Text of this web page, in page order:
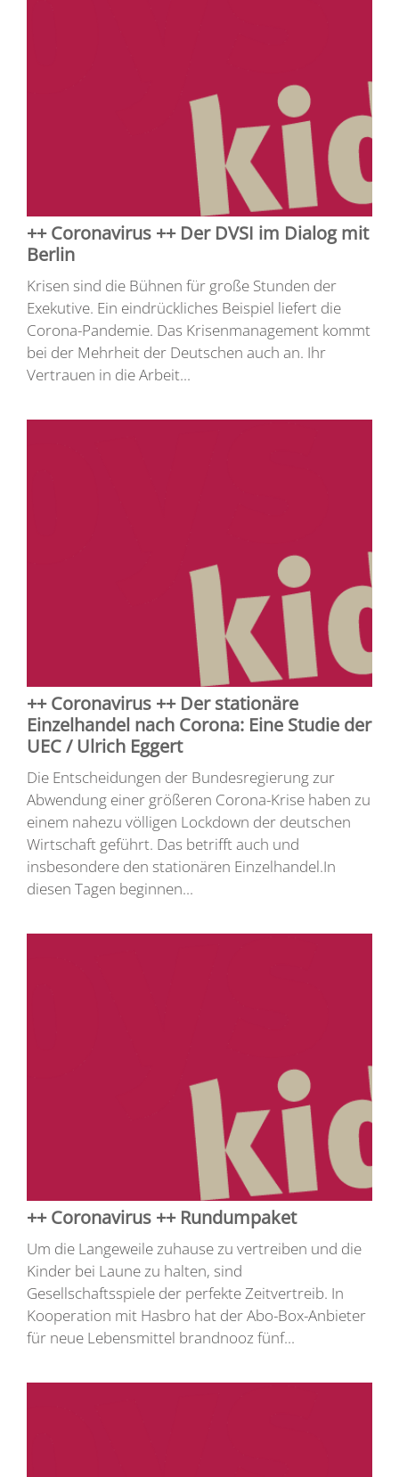
++ Coronavirus ++ Der DVSI im Dialog mit
Berlin
Krisen sind die Bühnen für große Stunden der
Exekutive. Ein eindrückliches Beispiel liefert die
Corona-Pandemie. Das Krisenmanagement kommt
bei der Mehrheit der Deutschen auch an. Ihr
Vertrauen in die Arbeit...
++ Coronavirus ++ Der stationäre
Einzelhandel nach Corona: Eine Studie der
UEC / Ulrich Eggert
Die Entscheidungen der Bundesregierung zur
Abwendung einer größeren Corona-Krise haben zu
einem nahezu völligen Lockdown der deutschen
Wirtschaft geführt. Das betrifft auch und
insbesondere den stationären Einzelhandel.In
diesen Tagen beginnen...
++ Coronavirus ++ Rundumpaket
Um die Langeweile zuhause zu vertreiben und die
Kinder bei Laune zu halten, sind
Gesellschaftsspiele der perfekte Zeitvertreib. In
Kooperation mit Hasbro hat der Abo-Box-Anbieter
für neue Lebensmittel brandnooz fünf...